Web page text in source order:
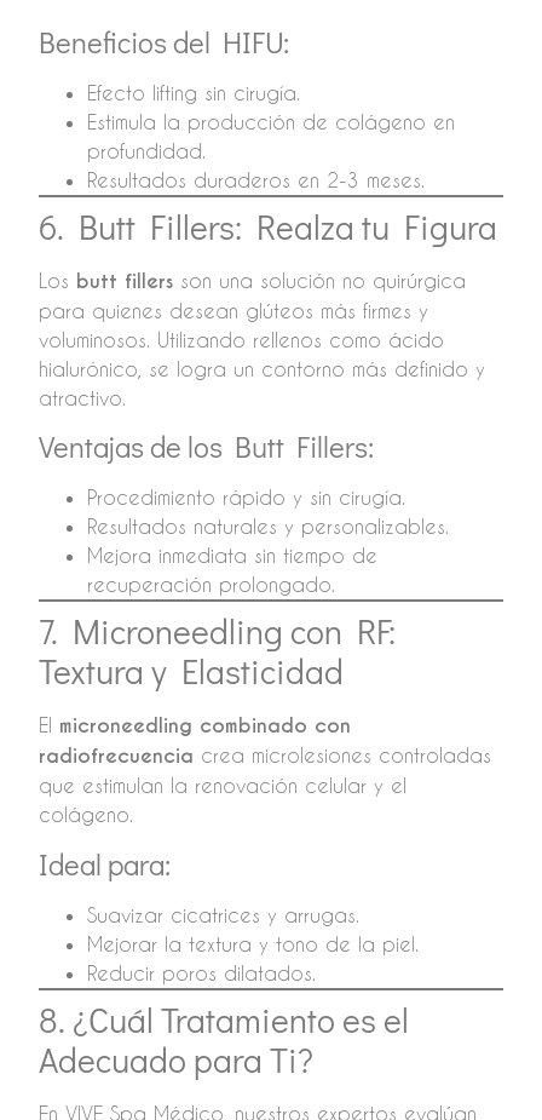
Beneficios del HIFU:
Efecto lifting sin cirugía.
Estimula la producción de colágeno en
profundidad.
Resultados duraderos en 2-3 meses.
6. Butt Fillers: Realza tu Figura
Los butt fillers son una solución no quirúrgica
para quienes desean glúteos más firmes y
voluminosos. Utilizando rellenos como ácido
hialurónico, se logra un contorno más definido y
atractivo.
Ventajas de los Butt Fillers:
Procedimiento rápido y sin cirugía.
Resultados naturales y personalizables.
Mejora inmediata sin tiempo de
recuperación prolongado.
7. Microneedling con RF:
Textura y Elasticidad
El microneedling combinado con
radiofrecuencia crea microlesiones controladas
que estimulan la renovación celular y el
colágeno.
Ideal para:
Suavizar cicatrices y arrugas.
Mejorar la textura y tono de la piel.
Reducir poros dilatados.
8. ¿Cuál Tratamiento es el
Adecuado para Ti?
En VIVE Spa Médico, nuestros expertos evalúan